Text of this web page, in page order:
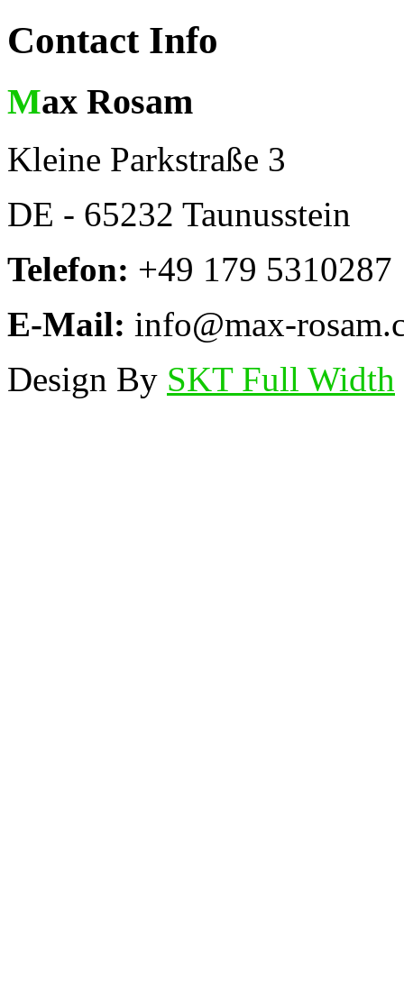
Contact Info
Max Rosam
Kleine Parkstraße 3
DE - 65232 Taunusstein
Telefon: +49 179 5310287
E-Mail: info@max-
Design By SKT Full Width